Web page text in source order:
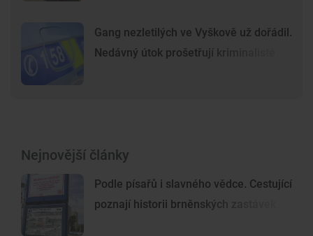
Gang nezletilých ve Vyškově už dořádil.
Nedávný útok prošetřují kriminalisté
Nejnovější články
Podle písařů i slavného vědce. Cestující
poznají historii brněnských zastávek